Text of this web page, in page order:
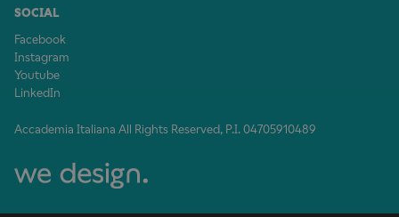
SOCIAL
Facebook
Instagram
Youtube
LinkedIn
Accademia Italiana All Rights Reserved, P.I. 04705910489